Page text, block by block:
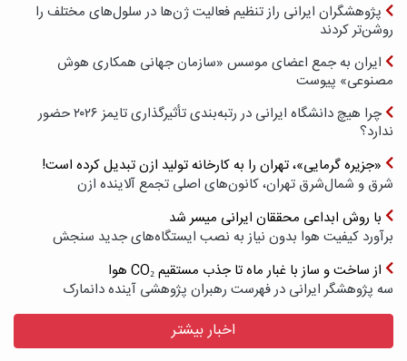
پژوهشگران ایرانی راز تنظیم فعالیت ژن‌ها در سلول‌های مختلف را
روشن‌تر کردند
ایران به جمع اعضای موسس «سازمان جهانی همکاری هوش
مصنوعی» پیوست
چرا هیچ دانشگاه ایرانی در رتبه‌بندی تأثیرگذاری تایمز ۲۰۲۶ حضور
ندارد؟
«جزیره گرمایی»، تهران را به کارخانه تولید ازن تبدیل کرده است!
شرق و شمال‌شرق تهران، کانون‌های اصلی تجمع آلاینده ازن
با روش ابداعی محققان ایرانی میسر شد
برآورد کیفیت هوا بدون نیاز به نصب ایستگاه‌های جدید سنجش
از ساخت و ساز با غبار ماه تا جذب مستقیم CO₂ هوا
سه پژوهشگر ایرانی در فهرست رهبران پژوهشی آینده دانمارک
اخبار بیشتر